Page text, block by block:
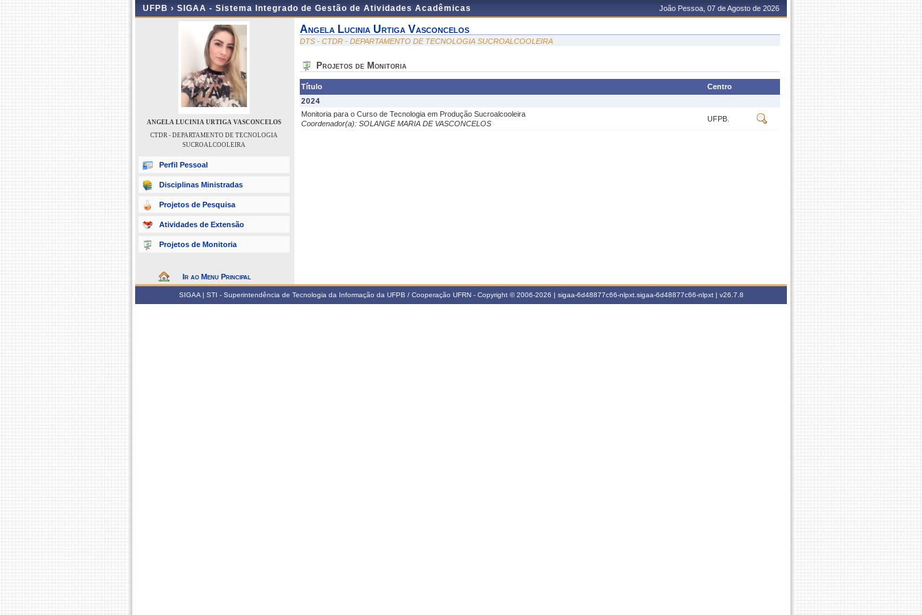
UFPB › SIGAA - Sistema Integrado de Gestão de Atividades Acadêmicas João Pessoa, 07 de Agosto de 2026
ANGELA LUCINIA URTIGA VASCONCELOS
CTDR - DEPARTAMENTO DE TECNOLOGIA
SUCROALCOOLEIRA
Perfil Pessoal
Disciplinas Ministradas
Projetos de Pesquisa
Atividades de Extensão
Projetos de Monitoria
Ir ao Menu Principal
Angela Lucinia Urtiga Vasconcelos
DTS - CTDR - DEPARTAMENTO DE TECNOLOGIA SUCROALCOOLEIRA
Projetos de Monitoria
Título
Centro
2024
Monitoria para o Curso de Tecnologia em Produção Sucroalcooleira
Coordenador(a): SOLANGE MARIA DE VASCONCELOS
UFPB.
SIGAA | STI - Superintendência de Tecnologia da Informação da UFPB / Cooperação UFRN - Copyright © 2006-2026 | sigaa-6d48877c66-nlpxt.sigaa-6d48877c66-nlpxt | v26.7.8